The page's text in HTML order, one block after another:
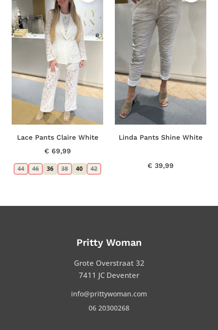
Lace Pants Claire White
€ 69,99
44 46 36 38 40 42
Linda Pants Shine White
€ 39,99
Pritty Woman
Grote Overstraat 32
7411 JC Deventer
info@prittywoman.com
06 20300268